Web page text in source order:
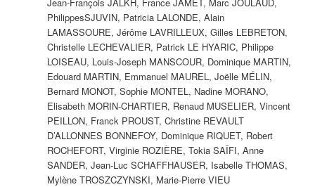
PhilippesSJUVIN, Patricia LALONDE, Alain
LAMASSOURE, Jérôme LAVRILLEUX, Gilles LEBRETON,
Christelle LECHEVALIER, Patrick LE HYARIC, Philippe
LOISEAU, Louis-Joseph MANSCOUR, Dominique MARTIN,
Edouard MARTIN, Emmanuel MAUREL, Joëlle MÉLIN,
Bernard MONOT, Sophie MONTEL, Nadine MORANO,
Elisabeth MORIN-CHARTIER, Renaud MUSELIER, Vincent
PEILLON, Franck PROUST, Christine REVAULT
D’ALLONNES BONNEFOY, Dominique RIQUET, Robert
ROCHEFORT, Virginie ROZIÈRE, Tokia SAÏFI, Anne
SANDER, Jean-Luc SCHAFFHAUSER, Isabelle THOMAS,
Mylène TROSZCZYNSKI, Marie-Pierre VIEU